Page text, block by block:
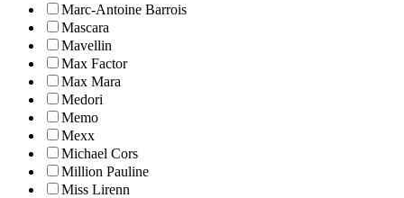
Marc-Antoine Barrois
Mascara
Mavellin
Max Factor
Max Mara
Medori
Memo
Mexx
Michael Cors
Million Pauline
Miss Lirenn